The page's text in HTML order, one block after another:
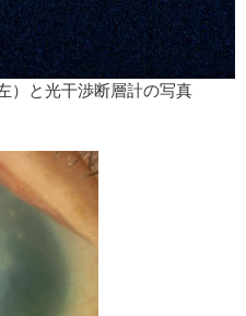
）と光干渉断層計の写真